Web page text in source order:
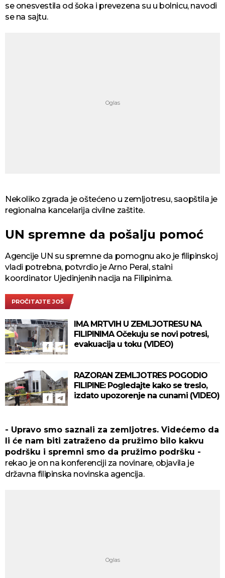
se onesvestila od šoka i prevezena su u bolnicu, navodi
se na sajtu.
Nekoliko zgrada je oštećeno u zemljotresu, saopštila je
regionalna kancelarija civilne zaštite.
UN spremne da pošalju pomoć
Agencije UN su spremne da pomognu ako je filipinskoj
vladi potrebna, potvrdio je Arno Peral, stalni
koordinator Ujedinjenih nacija na Filipinima.
PROČITAJTE JOŠ
IMA MRTVIH U ZEMLJOTRESU NA
FILIPINIMA Očekuju se novi potresi,
evakuacija u toku (VIDEO)
RAZORAN ZEMLJOTRES POGODIO
FILIPINE: Pogledajte kako se treslo,
izdato upozorenje na cunami (VIDEO)
- Upravo smo saznali za zemljotres. Videćemo da
li će nam biti zatraženo da pružimo bilo kakvu
podršku i spremni smo da pružimo podršku -
rekao je on na konferenciji za novinare, objavila je
državna filipinska novinska agencija.